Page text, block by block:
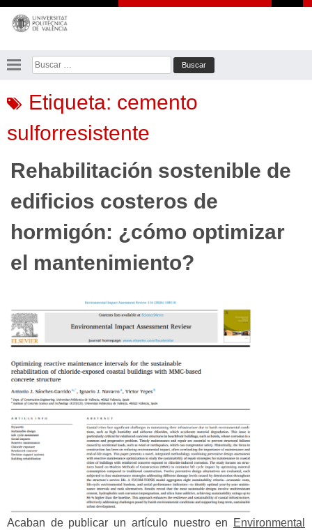
Saltar
contenido
Buscar:
Etiqueta: cemento
sulforresistente
Rehabilitación sostenible de
edificios costeros de
hormigón: ¿cómo optimizar
el mantenimiento?
Acaban de publicar un artículo nuestro en
Environmental